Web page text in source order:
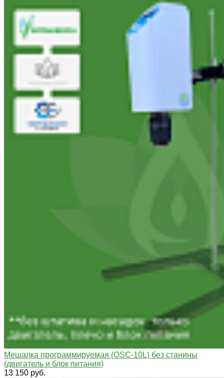
Мешалка программируемая (OSC-10L) без станины
(двигатель и блок питания)
13 150 руб.